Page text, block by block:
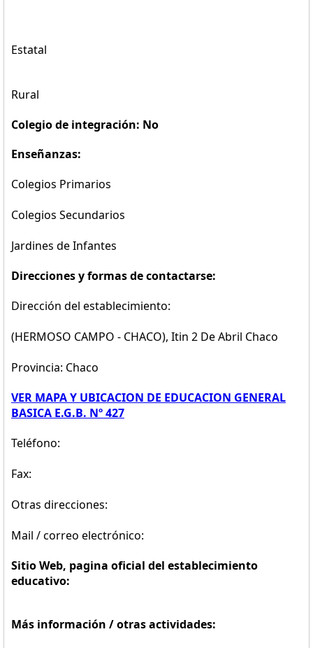
Estatal
Rural
Colegio de integración: No
Enseñanzas:
Colegios Primarios
Colegios Secundarios
Jardines de Infantes
Direcciones y formas de contactarse:
Dirección del establecimiento:
(HERMOSO CAMPO - CHACO), Itin 2 De Abril Chaco
Provincia: Chaco
VER MAPA Y UBICACION DE EDUCACION GENERAL
BASICA E.G.B. Nº 427
Teléfono:
Fax:
Otras direcciones:
Mail / correo electrónico:
Sitio Web, pagina oficial del establecimiento
educativo:
Más información / otras actividades: